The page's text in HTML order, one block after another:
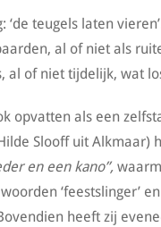
‘de teugels laten
al of niet als
al of niet tijdelijk, wat
opvatten als een
Slooff uit Alkmaar)
en een kano”,
‘feestslinger’
heeft zij